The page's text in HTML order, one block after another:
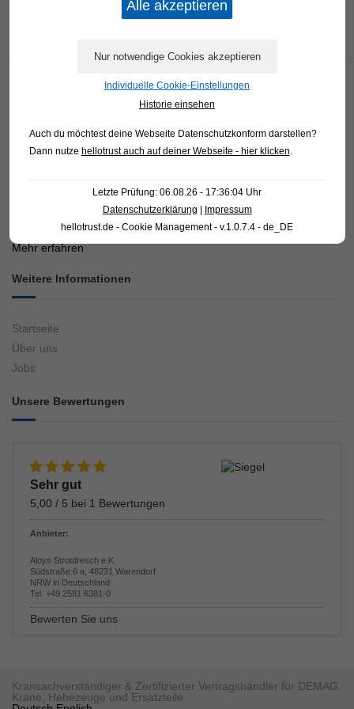
Einen sicheren Arbeitsplatz
Zurück zur Übersicht
Herzlich Willkommen bei Strotdresch! Wir sind Werkshändler der
DEMAG Cranes & Components GmbH und Vertragswerkstatt für
DEMAG-Motoren und stellen Ihnen hier unsere Serviceleistungen
und Produkte vor.
Mehr erfahren
Weitere Informationen
Startseite
Über uns
Jobs
Unsere Bewertungen
Sehr gut
5,00 / 5 bei 1 Bewertungen
Anbieter:
Aloys Strotdresch e.K.
Südstraße 6 a, 48231 Warendorf
NRW in Deutschland
Tel. +49 2581 6381-0
Bewerten Sie uns
Kransachverständiger & Zertifizierter Vertragshändler für DEMAG
Krane, Hebezeuge und Ersatzteile
Individuelle Cookie-Einstellungen
Historie einsehen
Auch du möchtest deine Webseite Datenschutzkonform darstellen?
Dann nutze hellotrust auch auf deiner Webseite - hier klicken
Letzte Prüfung: 06.08.26 - 17:36:04 Uhr
Datenschutzerklärung | Impressum
hellotrust.de - Cookie Management - v.1.0.7.4 - de_DE